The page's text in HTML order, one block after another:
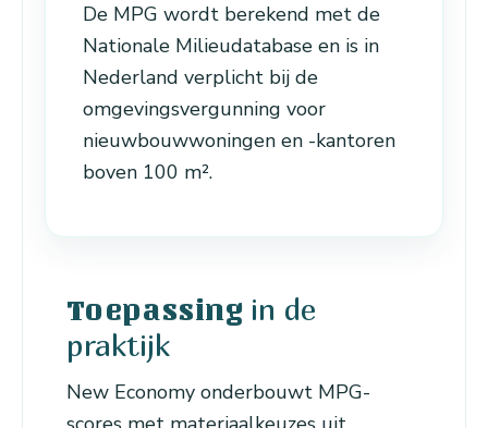
De MPG wordt berekend met de
Nationale Milieudatabase en is in
Nederland verplicht bij de
omgevingsvergunning voor
nieuwbouwwoningen en -kantoren
boven 100 m².
Toepassing in de
praktijk
New Economy onderbouwt MPG-